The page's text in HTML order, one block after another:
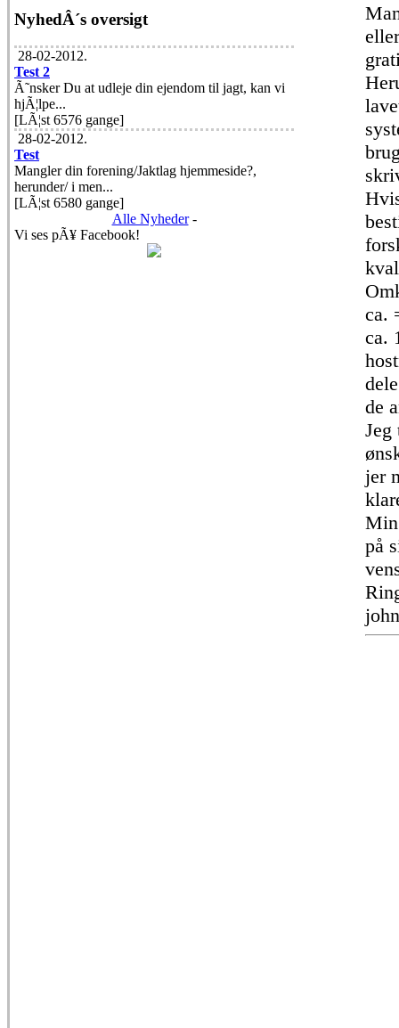
NyhedÂ´s oversigt
28-02-2012.
Test 2
Ã˜nsker Du at udleje din ejendom til jagt, kan vi
hjÃ¦lpe...
[LÃ¦st 6576 gange]
28-02-2012.
Test
Mangler din forening/Jaktlag hjemmeside?,
herunder/ i men...
[LÃ¦st 6580 gange]
Alle Nyheder-
Vi ses pÃ¥ Facebook!
ca.
ca.
de
Jeg
jer
på